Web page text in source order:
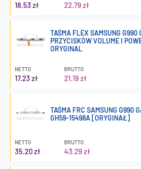
18.53 zł 22.79 zł
TAŚMA FLEX SAMSUNG G990
PRZYCISKÓW VOLUME I
ORYGINAL
NETTO
17.23 zł
BRUTTO
21.19 zł
TAŚMA FRC SAMSUNG G990
GH59-15498A [ORYGINAŁ]
NETTO
35.20 zł
BRUTTO
43.29 zł